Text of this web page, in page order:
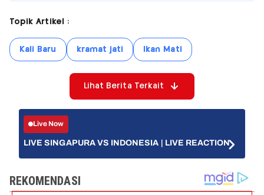
Topik Artikel :
Kali Baru kramat jati Ikan Mati
Lihat Berita Terkait
Live Now
LIVE SINGAPURA VS INDONESIA | LIVE REACTION